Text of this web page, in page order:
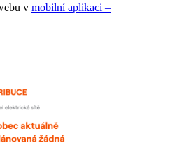
v mobilní aplikaci –